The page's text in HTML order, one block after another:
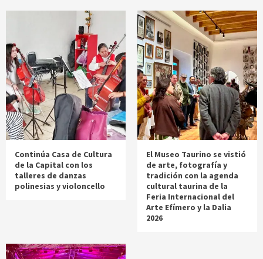
Continúa Casa de Cultura
de la Capital con los
talleres de danzas
polinesias y violoncello
El Museo Taurino se vistió
de arte, fotografía y
tradición con la agenda
cultural taurina de la
Feria Internacional del
Arte Efímero y la Dalia
2026